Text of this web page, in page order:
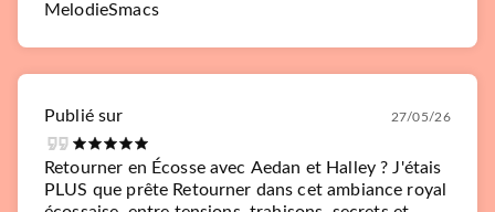
MelodieSmacs
Publié sur 27/05/26
Retourner en Écosse avec Aedan et Halley ? J'étais
PLUS que prête Retourner dans cet ambiance royal